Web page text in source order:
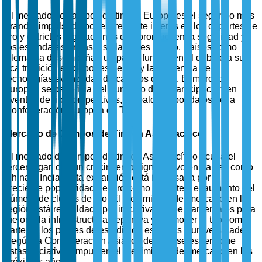
El mercado de campos de tiro en Europa es el segundo más
grande, impulsado por el creciente interés en los deportes de
tiro y estrictas regulaciones que promueven la seguridad y
los estándares en las instalaciones de tiro. Países como
Alemania desempeñan un papel fundamental debido a su
rica tradición en deportes de tiro y la presencia de
tecnologías avanzadas de campos de tiro. El mercado
europeo se beneficia del aumento de la participación en
eventos de tiro competitivos, respaldado por datos de la
Confederación Europea de Tiro.
Mercado de Campos de Tiro en Asia-Pacífico
El mercado de campos de tiro en Asia-Pacífico ocupa el
tercer lugar, con un crecimiento significativo en países como
China e India. Esta expansión está impulsada por la
creciente popularidad del tiro como deporte y el aumento del
número de clubes de tiro. El crecimiento del mercado en la
región está respaldado por iniciativas gubernamentales para
mejorar la infraestructura deportiva y promover el tiro como
parte de los planes de estudio de escuelas y universidades.
Según la Confederación Asiática de Tiro, se espera que
estas iniciativas impulsen el crecimiento del mercado en los